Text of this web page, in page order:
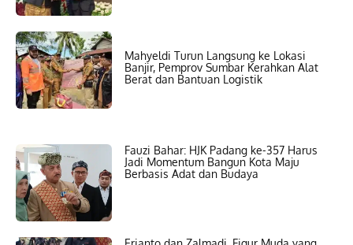
Mahyeldi Turun Langsung ke Lokasi
Banjir, Pemprov Sumbar Kerahkan Alat
Berat dan Bantuan Logistik
Fauzi Bahar: HJK Padang ke-357 Harus
Jadi Momentum Bangun Kota Maju
Berbasis Adat dan Budaya